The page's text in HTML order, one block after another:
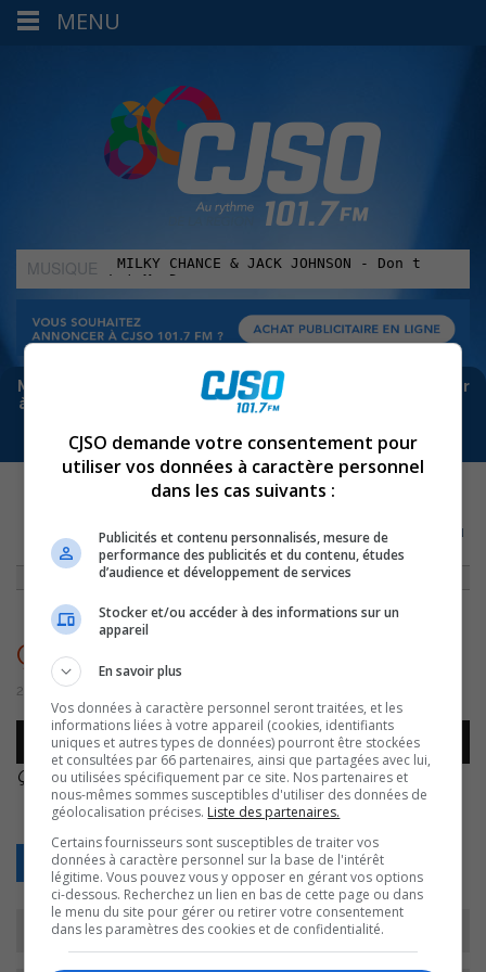
MUSIQUE
:
Meta bloque les infos sur Facebook. Pour ne rien manquer
à Sorel-Tracy et la région, abonne-toi à notre infolettre :
ÇA POUSSE CHEZ NOUS»LES CHÈVRES DE MADAME GAGNON
ÇA POUSSE CHEZ NOUS – CAPSULE
Ça pousse chez nous – Capsule
26 août 2016 | Par Comm CJSO
Lecteur
audio
00:00
Ça pousse chez nous – Capsule.
Retour
MENU
CJSO demande votre consentement pour
utiliser vos données à caractère personnel
dans les cas suivants :
Publicités et contenu personnalisés, mesure de
performance des publicités et du contenu, études
d’audience et développement de services
Stocker et/ou accéder à des informations sur un
appareil
En savoir plus
Vos données à caractère personnel seront traitées, et les
informations liées à votre appareil (cookies, identifiants
uniques et autres types de données) pourront être stockées
et consultées par 66 partenaires, ainsi que partagées avec lui,
ou utilisées spécifiquement par ce site. Nos partenaires et
nous-mêmes sommes susceptibles d'utiliser des données de
géolocalisation précises. Liste des partenaires.
Certains fournisseurs sont susceptibles de traiter vos
données à caractère personnel sur la base de l'intérêt
légitime. Vous pouvez vous y opposer en gérant vos options
ci-dessous. Recherchez un lien en bas de cette page ou dans
le menu du site pour gérer ou retirer votre consentement
dans les paramètres des cookies et de confidentialité.